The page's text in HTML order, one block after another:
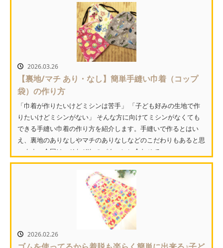
2026.03.26
【裏地/マチ あり・なし】簡単手縫い巾着（コップ
袋）の作り方
「巾着が作りたいけどミシンは苦手」 「子ども好みの生地で作
りたいけどミシンがない」 そんな方に向けてミシンがなくても
できる手縫い巾着の作り方を紹介します。手縫いで作るとはい
え、裏地のありなしやマチのありなしなどのこだわりもあると思
います。今回は、それぞれのパターンに合わせて...
2026.02.26